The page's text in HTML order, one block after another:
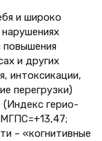
и широко
повышения
и других
интоксикации,
перегрузки)
герио-
– «когнитивные